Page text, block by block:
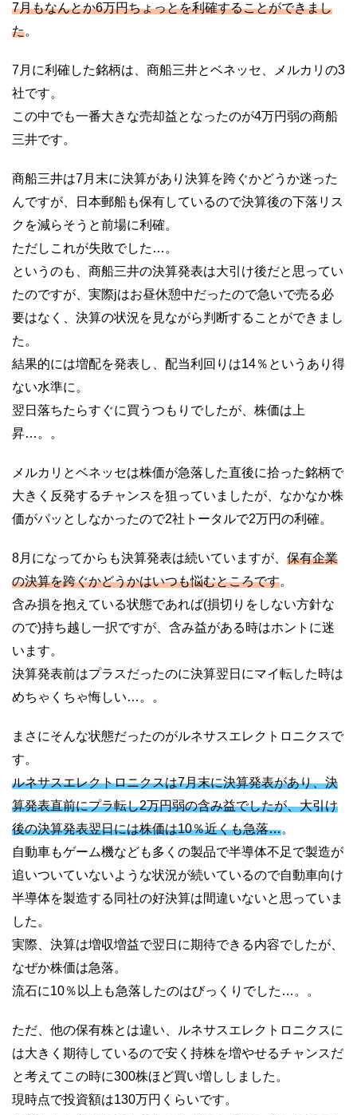
7月もなんとか6万円ちょっとを利確することができまし
た。
7月に利確した銘柄は、商船三井とベネッセ、メルカリの3
社です。
この中でも一番大きな売却益となったのが4万円弱の商船
三井です。
商船三井は7月末に決算があり決算を跨ぐかどうか迷った
んですが、日本郵船も保有しているので決算後の下落リス
クを減らそうと前場に利確。
ただしこれが失敗でした…。
というのも、商船三井の決算発表は大引け後だと思ってい
たのですが、実際jはお昼休憩中だったので急いで売る必
要はなく、決算の状況を見ながら判断することができまし
た。
結果的には増配を発表し、配当利回りは14％というあり得
ない水準に。
翌日落ちたらすぐに買うつもりでしたが、株価は上
昇…。。
メルカリとベネッセは株価が急落した直後に拾った銘柄で
大きく反発するチャンスを狙っていましたが、なかなか株
価がパッとしなかったので2社トータルで2万円の利確。
8月になってからも決算発表は続いていますが、 保有企業
の決算を跨ぐかどうかはいつも悩むところです。
含み損を抱えている状態であれば(損切りをしない方針な
ので)持ち越し一択ですが、含み益がある時はホントに迷
います。
決算発表前はプラスだったのに決算翌日にマイ転した時は
めちゃくちゃ悔しい…。。
まさにそんな状態だったのがルネサスエレクトロニクスで
す。
ルネサスエレクトロニクスは7月末に決算発表があり、決
算発表直前にプラ転し2万円弱の含み益でしたが、大引け
後の決算発表翌日には株価は10％近くも急落…。
自動車もゲーム機なども多くの製品で半導体不足で製造が
追いついていないような状況が続いているので自動車向け
半導体を製造する同社の好決算は間違いないと思っていま
した。
実際、決算は増収増益で翌日に期待できる内容でしたが、
なぜか株価は急落。
流石に10％以上も急落したのはびっくりでした…。。
ただ、他の保有株とは違い、ルネサスエレクトロニクスに
は大きく期待しているので安く持株を増やせるチャンスだ
と考えてこの時に300株ほど買い増ししました。
現時点で投資額は130万円くらいです。